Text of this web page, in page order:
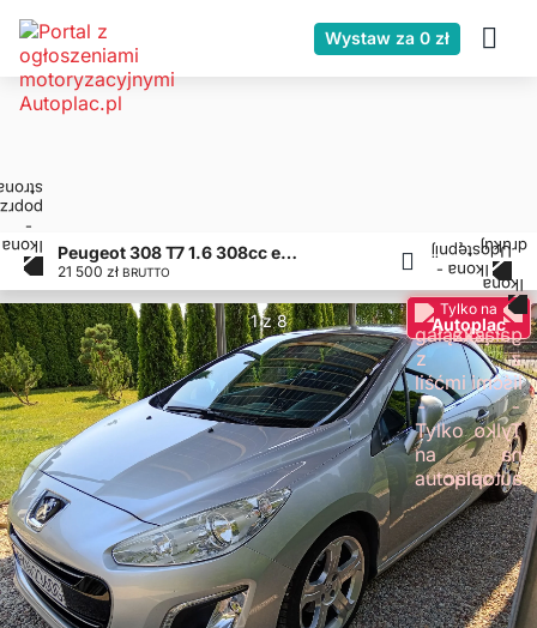
Wystaw za 0 zł
Peugeot 308 T7 1.6 308cc e-hdi
21 500 zł BRUTTO
1 z 8
Tylko na
Autoplac